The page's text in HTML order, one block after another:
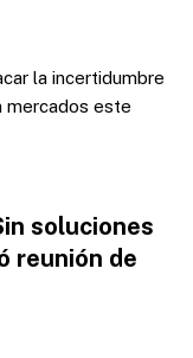
la incertidumbre
mercados este
soluciones
reunión de